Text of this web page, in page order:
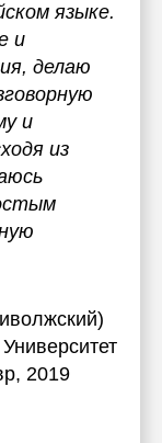
языке.
и
делаю
и
из
2019